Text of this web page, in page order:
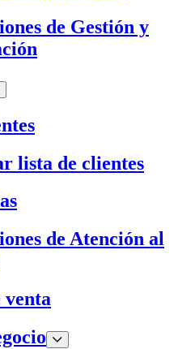
de Gestión y
lista de clientes
de Atención al
venta